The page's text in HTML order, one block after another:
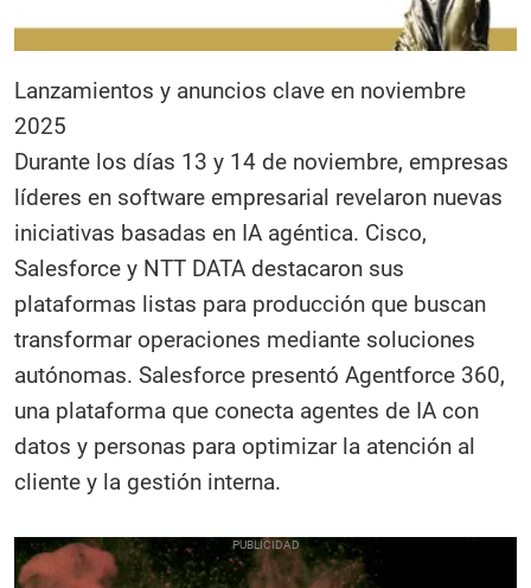
Lanzamientos y anuncios clave en noviembre
2025
Durante los días 13 y 14 de noviembre, empresas
líderes en software empresarial revelaron nuevas
iniciativas basadas en IA agéntica. Cisco,
Salesforce y NTT DATA destacaron sus
plataformas listas para producción que buscan
transformar operaciones mediante soluciones
autónomas. Salesforce presentó Agentforce 360,
una plataforma que conecta agentes de IA con
datos y personas para optimizar la atención al
cliente y la gestión interna.​